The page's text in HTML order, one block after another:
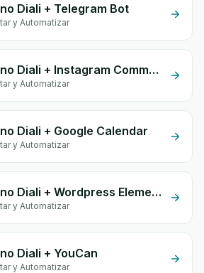
Diali + Telegram Bot
y Automatizar
Chrono Diali + Instagram Comment
y Automatizar
Diali + Google Calendar
y Automatizar
Chrono Diali + Wordpress Elementor
y Automatizar
Diali + YouCan
y Automatizar